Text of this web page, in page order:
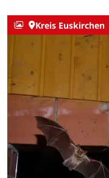
Kreis Euskirchen